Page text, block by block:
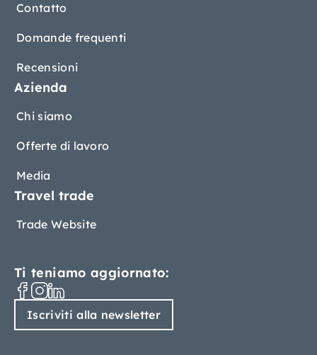
Contatto
Domande frequenti
Recensioni
Azienda
Chi siamo
Offerte di lavoro
Media
Travel trade
Trade Website
Ti teniamo aggiornato:
Iscriviti alla newsletter